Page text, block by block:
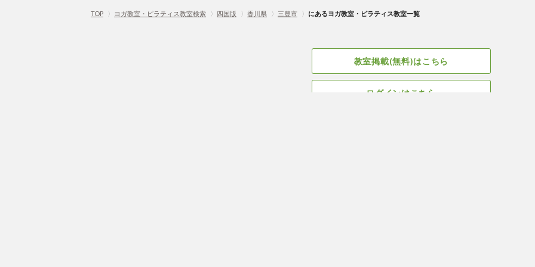
TOP 〉 ヨガ教室・ピラティス教室検索 〉 四国版 〉 香川県 〉 三豊市 〉 にあるヨガ教室・ピラティス教室一覧
教室掲載(無料)はこちら
ログインはこちら